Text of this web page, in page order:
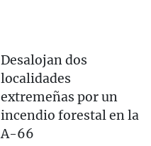
Desalojan dos
localidades
extremeñas por un
incendio forestal en la
A-66